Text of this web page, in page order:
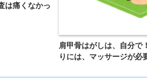
は痛くなかっ
肩甲骨はがしは、自分で
りには、マッサージが必